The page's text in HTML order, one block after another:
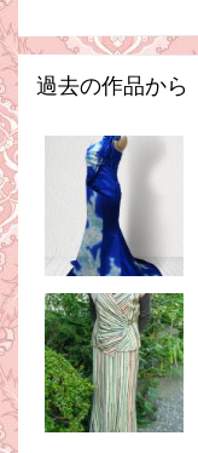
過去の作品から